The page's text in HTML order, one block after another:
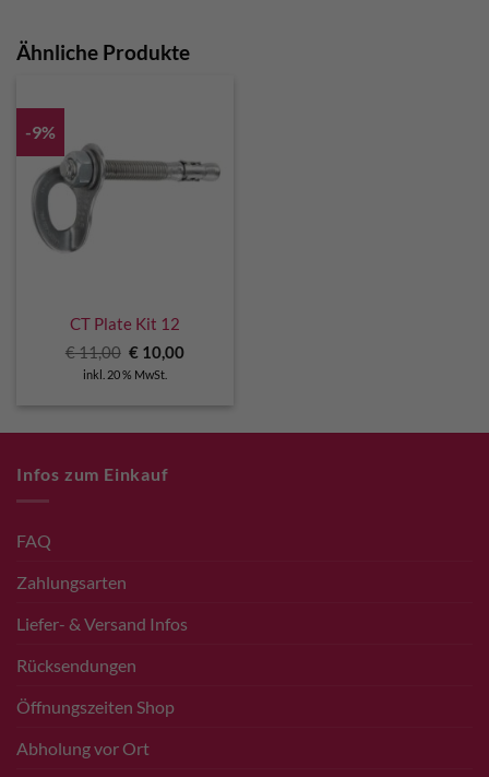
Ähnliche Produkte
-9%
CT Plate Kit 12
€11,00 Ursprünglicher
Preis
war:
€ 10,00Aktueller
inkl. 20 % MwSt.
Infos zum Einkauf
FAQ
Zahlungsarten
Liefer- & Versand Infos
Rücksendungen
Öffnungszeiten Shop
Abholung vor Ort